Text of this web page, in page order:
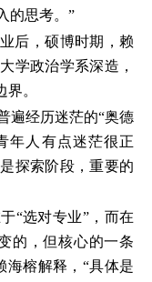
的思考。”
后，硕博时期，赖
学政治学系深造，
。
遍经历迷茫的“奥德
年人有点迷茫很正
探索阶段，重要的
“选对专业”，而在
的，但核心的一条
海榕解释，“具体是